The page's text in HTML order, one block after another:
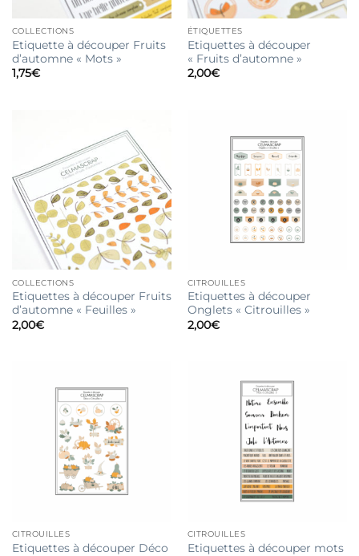
COLLECTIONS
Etiquette à découper Fruits
d’automne « Mots »
1,75€
ÉTIQUETTES
Etiquettes à découper
« Fruits d’automne »
2,00€
COLLECTIONS
Etiquettes à découper Fruits
d’automne « Feuilles »
2,00€
CITROUILLES
Etiquettes à découper
Onglets « Citrouilles »
2,00€
CITROUILLES
Etiquettes à découper Déco
CITROUILLES
Etiquettes à découper mots